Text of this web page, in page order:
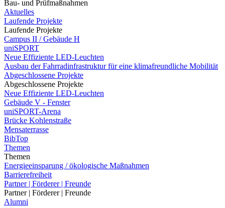
Bau- und Prüfmaßnahmen
Aktuelles
Laufende Projekte
Laufende Projekte
Campus II / Gebäude H
uniSPORT
Neue Effiziente LED-Leuchten
Ausbau der Fahrradinfrastruktur für eine klimafreundliche Mobilität
Abgeschlossene Projekte
Abgeschlossene Projekte
Neue Effiziente LED-Leuchten
Gebäude V - Fenster
uniSPORT-Arena
Brücke Kohlenstraße
Mensaterrasse
BibTop
Themen
Themen
Energieeinsparung / ökologische Maßnahmen
Barrierefreiheit
Partner | Förderer | Freunde
Partner | Förderer | Freunde
Alumni